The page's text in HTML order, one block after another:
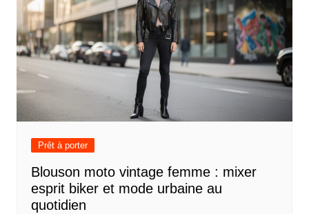
Prêt à porter
Blouson moto vintage femme : mixer
esprit biker et mode urbaine au
quotidien